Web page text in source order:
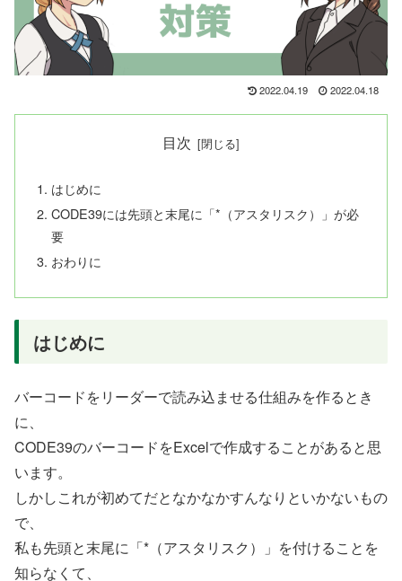
2022.04.19 2022.04.18
目次
はじめに
CODE39には先頭と末尾に「*（アスタリスク）」が必
要
おわりに
はじめに
バーコードをリーダーで読み込ませる仕組みを作るとき
に、
CODE39のバーコードをExcelで作成することがあると思
います。
しかしこれが初めてだとなかなかすんなりといかないもの
で、
私も先頭と末尾に「*（アスタリスク）」を付けることを
知らなくて、